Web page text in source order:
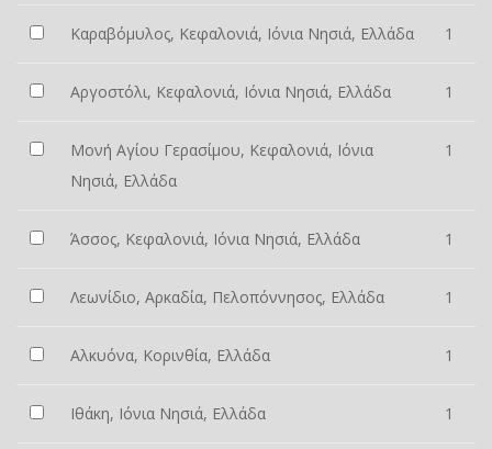
Καραβόμυλος, Κεφαλονιά, Ιόνια Νησιά, Ελλάδα 1
Αργοστόλι, Κεφαλονιά, Ιόνια Νησιά, Ελλάδα 1
Μονή Αγίου Γερασίμου, Κεφαλονιά, Ιόνια
Νησιά, Ελλάδα
1
Άσσος, Κεφαλονιά, Ιόνια Νησιά, Ελλάδα 1
Λεωνίδιο, Αρκαδία, Πελοπόννησος, Ελλάδα 1
Αλκυόνα, Κορινθία, Ελλάδα 1
Ιθάκη, Ιόνια Νησιά, Ελλάδα 1